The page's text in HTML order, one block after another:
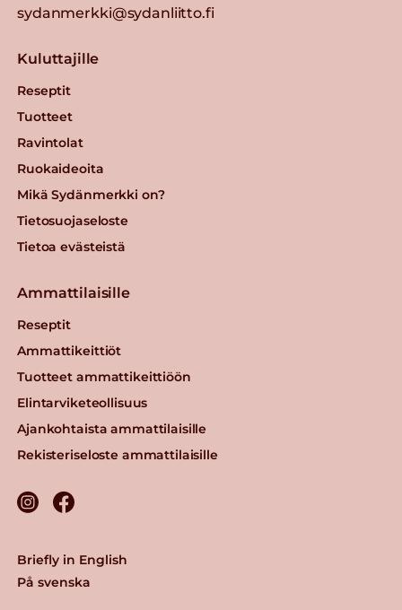
sydanmerkki@sydanliitto.fi
Kuluttajille
Reseptit
Tuotteet
Ravintolat
Ruokaideoita
Mikä Sydänmerkki on?
Tietosuojaseloste
Tietoa evästeistä
Ammattilaisille
Reseptit
Ammattikeittiöt
Tuotteet ammattikeittiöön
Elintarviketeollisuus
Ajankohtaista ammattilaisille
Rekisteriseloste ammattilaisille
Briefly in English
På svenska